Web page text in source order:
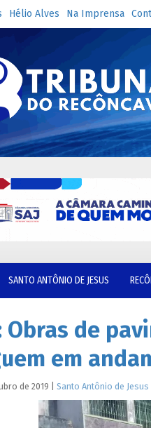
Hélio Alves Na Imprensa
SANTO ANTÔNIO DE JESUS
Obras de
em
de 2019 Santo Antônio de Jesus